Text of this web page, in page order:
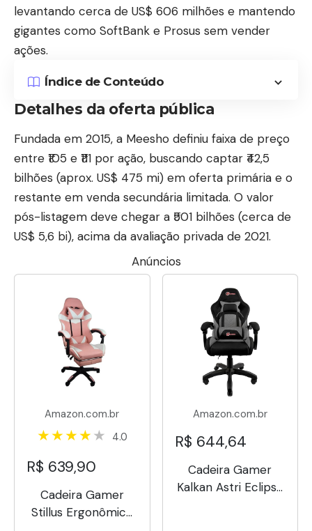
levantando cerca de US$ 606 milhões e mantendo
gigantes como SoftBank e Prosus sem vender
ações.
Índice de Conteúdo
Detalhes da oferta pública
Fundada em 2015, a Meesho definiu faixa de preço
entre ₹105 e ₹111 por ação, buscando captar ₹42,5
bilhões (aprox. US$ 475 mi) em oferta primária e o
restante em venda secundária limitada. O valor
pós-listagem deve chegar a ₹501 bilhões (cerca de
US$ 5,6 bi), acima da avaliação privada de 2021.
Anúncios
Amazon.com.br
4.0
R$ 639,90
Cadeira Gamer
Stillus Ergonômica
Amazon.com.br
R$ 644,64
Cadeira Gamer
Kalkan Astri Eclipse